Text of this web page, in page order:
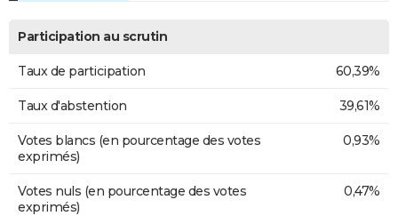
Participation au scrutin
Taux de participation 60,39%
Taux d'abstention 39,61%
Votes blancs (en pourcentage des votes
exprimés)
0,93%
Votes nuls (en pourcentage des votes
exprimés)
0,47%